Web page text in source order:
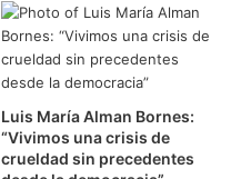
Luis María Alman Bornes:
“Vivimos una crisis de
crueldad sin precedentes